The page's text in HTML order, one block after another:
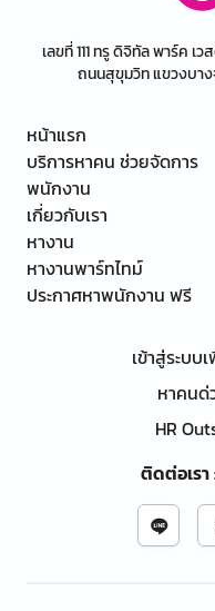
เลขที่ 111 ทรู ดิจิทัล พาร์ค เ
ถนนสุขุมวิท แขวงบาง
หน้าแรก
บริการหาคน ช่วยจัดการ
พนักงาน
เกี่ยวกับเรา
หางาน
หางานพาร์ทไทม์
ประกาศหาพนักงาน ฟรี
เข้าสู่ระบบ
หาคนด่
HR
ติดต่อเรา